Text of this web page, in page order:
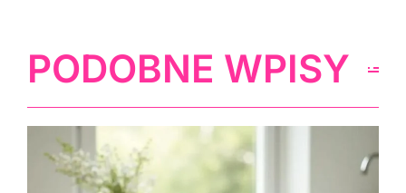
PODOBNE WPISY